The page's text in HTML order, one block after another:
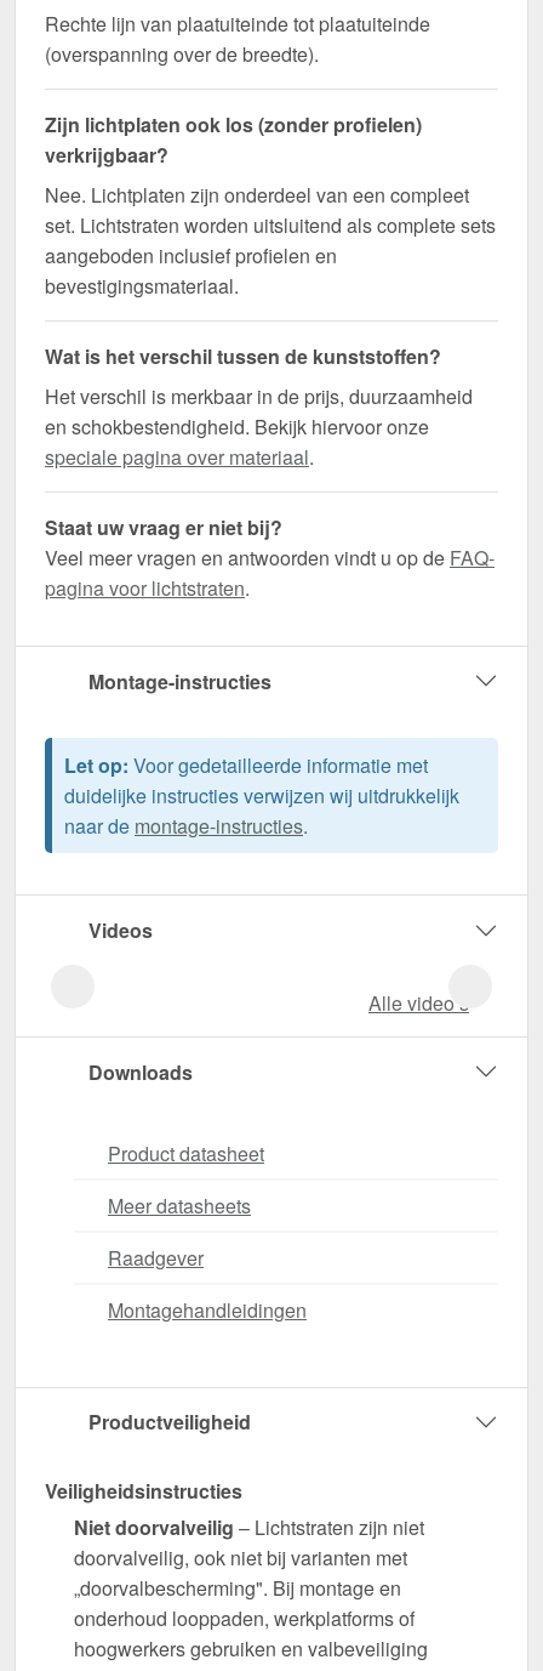
Rechte lijn van plaatuiteinde tot plaatuiteinde
(overspanning over de breedte).
Zijn lichtplaten ook los (zonder profielen)
verkrijgbaar?
Nee. Lichtplaten zijn onderdeel van een compleet
set. Lichtstraten worden uitsluitend als complete sets
aangeboden inclusief profielen en
bevestigingsmateriaal.
Wat is het verschil tussen de kunststoffen?
Het verschil is merkbaar in de prijs, duurzaamheid
en schokbestendigheid. Bekijk hiervoor onze
speciale pagina over materiaal.
Staat uw vraag er niet bij?
Veel meer vragen en antwoorden vindt u op de FAQ-
pagina voor lichtstraten.
Montage-instructies
Let op: Voor gedetailleerde informatie met
duidelijke instructies verwijzen wij uitdrukkelijk
naar de montage-instructies.
Videos
Alle video‘s
Downloads
Product datasheet
Meer datasheets
Raadgever
Montagehandleidingen
Productveiligheid
Veiligheidsinstructies
Niet doorvalveilig – Lichtstraten zijn niet
doorvalveilig, ook niet bij varianten met
„doorvalbescherming". Bij montage en
onderhoud looppaden, werkplatforms of
hoogwerkers gebruiken en valbeveiliging